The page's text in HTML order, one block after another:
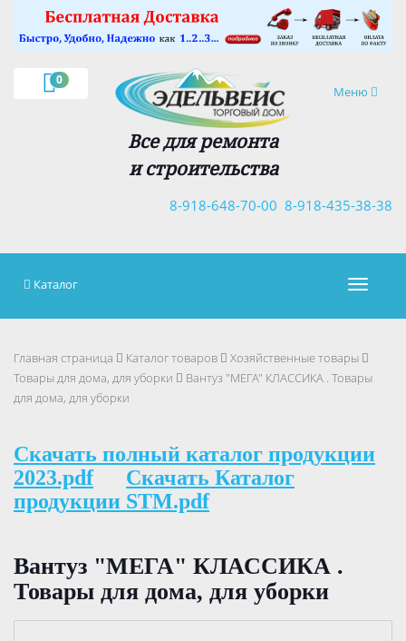
0
Навигация
Меню
Все для ремонта
и строительства
8-918-435-38-38
8-918-648-70-00
×
Каталог
Главная страница Каталог товаров
Хозяйственные товары
Товары для дома, для уборки
Вантуз "МЕГА" КЛАССИКА . Товары
для дома, для уборки
Скачать полный каталог продукции
2023.pdf
Скачать Каталог
продукции STM.pdf
Вантуз "МЕГА" КЛАССИКА .
Товары для дома, для уборки